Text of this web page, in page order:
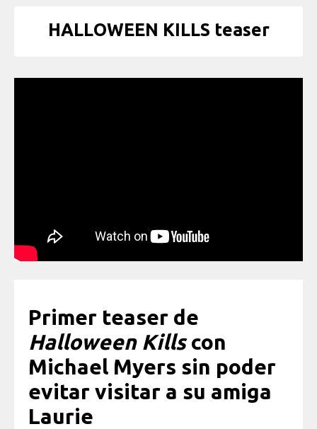
HALLOWEEN KILLS teaser
Primer teaser de
Halloween Killscon
Michael Myers sin poder
evitar visitar a su amiga
Laurie